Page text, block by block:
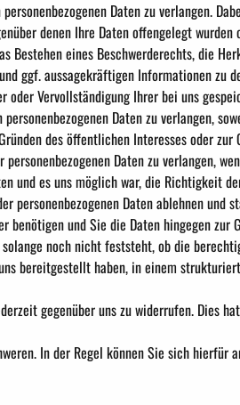
Daten zu verlangen.
denen Ihre Daten offengelegt
Bestehen eines Beschwerderechts, die
ggf. aussagekräftigen Informationen zu
Vervollständigung Ihrer bei uns
Daten zu verlangen,
des öffentlichen Interesses oder
Daten zu verlangen,
und es uns möglich war, die Richtigkeit
personenbezogenen Daten ablehnen und
und Sie die Daten hingegen zur
noch nicht feststeht, ob die
bereitgestellt haben, in einem
gegenüber uns zu widerrufen. Dies
In der Regel können Sie sich